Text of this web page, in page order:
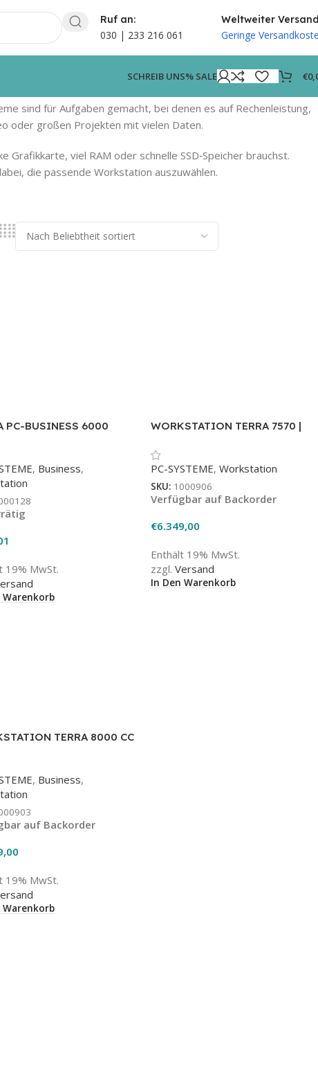
Ruf an:
030 | 233 216 061
Weltweiter
Geringe
SCHREIB UNS% SALE €
sind für Aufgaben gemacht, bei denen es auf Rechenleistung,
oder großen Projekten mit vielen Daten.
viel RAM oder schnelle SSD‑Speicher brauchst.
die passende Workstation auszuwählen.
PC-BUSINESS 6000
, Business,
19% MwSt.
Warenkorb
WORKSTATION TERRA 7570 |
PC-SYSTEME, Workstation
SKU: 1000906
Verfügbar auf Backorder
€6.349,00
Enthält 19% MwSt.
zzgl.Versand
In Den Warenkorb
TERRA 8000 CC
, Business,
auf Backorder
19% MwSt.
Warenkorb